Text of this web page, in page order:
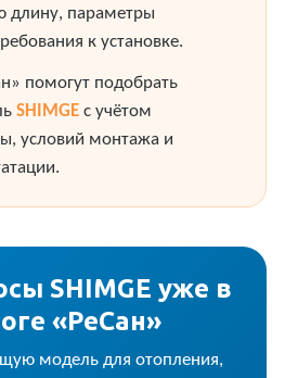
длину, параметры
к установке.
помогут подобрать
SHIMGE с учётом
условий монтажа и
SHIMGE уже в
«РеСан»
модель для отопления,